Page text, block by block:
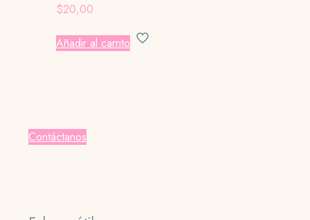
$20,00
Añadir al carrito
Contáctanos